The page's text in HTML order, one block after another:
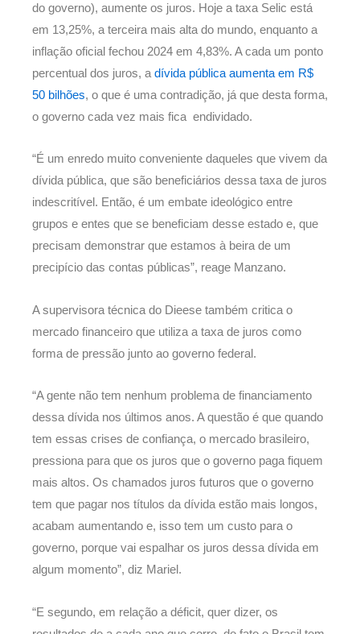
do governo), aumente os juros. Hoje a taxa Selic está
em 13,25%, a terceira mais alta do mundo, enquanto a
inflação oficial fechou 2024 em 4,83%. A cada um ponto
percentual dos juros, a dívida pública aumenta em R$
50 bilhões, o que é uma contradição, já que desta forma,
o governo cada vez mais fica endividado.
“É um enredo muito conveniente daqueles que vivem da
dívida pública, que são beneficiários dessa taxa de juros
indescritível. Então, é um embate ideológico entre
grupos e entes que se beneficiam desse estado e, que
precisam demonstrar que estamos à beira de um
precipício das contas públicas”, reage Manzano.
A supervisora técnica do Dieese também critica o
mercado financeiro que utiliza a taxa de juros como
forma de pressão junto ao governo federal.
“A gente não tem nenhum problema de financiamento
dessa dívida nos últimos anos. A questão é que quando
tem essas crises de confiança, o mercado brasileiro,
pressiona para que os juros que o governo paga fiquem
mais altos. Os chamados juros futuros que o governo
tem que pagar nos títulos da dívida estão mais longos,
acabam aumentando e, isso tem um custo para o
governo, porque vai espalhar os juros dessa dívida em
algum momento”, diz Mariel.
“E segundo, em relação a déficit, quer dizer, os